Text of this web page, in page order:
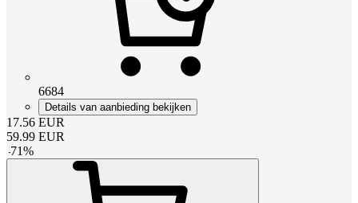
6684
Details van aanbieding bekijken
17.56 EUR
59.99 EUR
-71%